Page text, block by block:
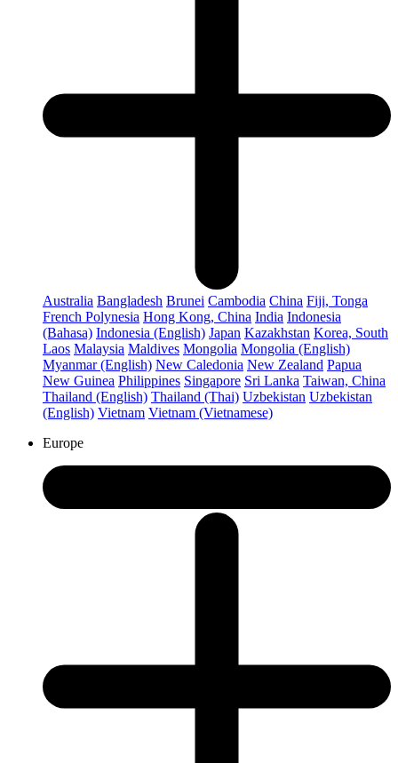
Australia Bangladesh Brunei Cambodia China Fiji, Tonga
French Polynesia Hong Kong, China India Indonesia
(Bahasa) Indonesia (English) Japan Kazakhstan Korea, South
Laos Malaysia Maldives Mongolia Mongolia (English)
Myanmar (English) New Caledonia New Zealand Papua
New Guinea Philippines Singapore Sri Lanka Taiwan, China
Thailand (English) Thailand (Thai) Uzbekistan Uzbekistan
(English) Vietnam Vietnam (Vietnamese)
Europe